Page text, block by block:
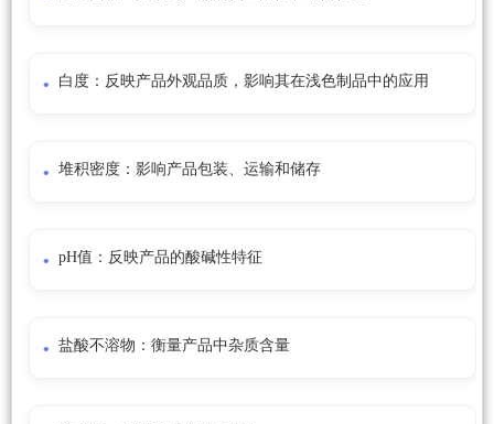
白度：反映产品外观品质，影响其在浅色制品中的应用
堆积密度：影响产品包装、运输和储存
pH值：反映产品的酸碱性特征
盐酸不溶物：衡量产品中杂质含量